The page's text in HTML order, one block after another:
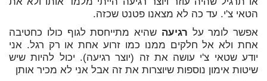
הטאי צ'י. עד כה לא מצאנו פטנט שכזה.
אפשר לומר על רגיעה שהיא מתייחסת לגוף כולו כחטיבה
אחת ולא אל חלקים ממנו כמו זרוע אחת או רק רגל. אני
יודע שטאי צ'י עושה את זה (יוצר רגיעה). יכול להיות שיש
שיטות אימון נוספות שיוצרות את זה אבל אני לא מכיר אותן